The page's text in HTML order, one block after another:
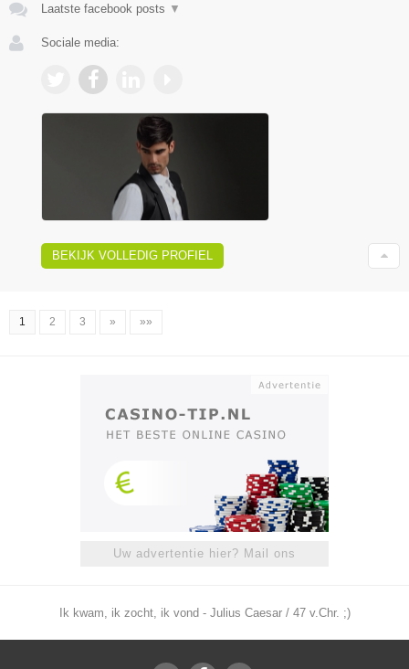
Laatste facebook posts ▼
Sociale media:
BEKIJK VOLLEDIG PROFIEL
1 2 3 » »»
Uw advertentie hier? Mail ons
Ik kwam, ik zocht, ik vond - Julius Caesar / 47 v.Chr. ;)